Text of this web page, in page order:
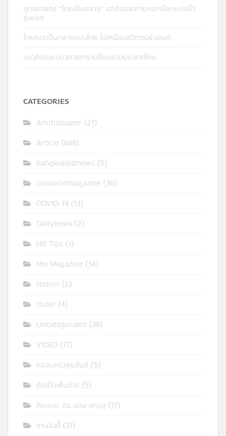
ยุทธศาสตร์ “ไทยเป็นกลาง” เอาตัวรอดท่ามกลางโลกแบ่งขั้ว
รุนแรง
ไทยควรเป็นกลางแบบไทย ไม่เหมือนสวิตเซอร์แลนด์
แนวคิดและแนวทางการเปลี่ยนผ่านประเทศไทย
CATEGORIES
Amthaipaper (21)
Article (648)
bangkokbiznews (5)
cioworldmagazine (36)
COVID-19 (13)
Dailynews (2)
HR Tips (1)
Mix Magazine (34)
Nation (2)
slider (4)
Uncategorized (38)
VIDEO (17)
ครอบครัวสุขสันต์ (5)
คิดเป็นเห็นต่าง (5)
คิดแบบ..ดร.แดน แคนดู (17)
งานวันนี้ (31)